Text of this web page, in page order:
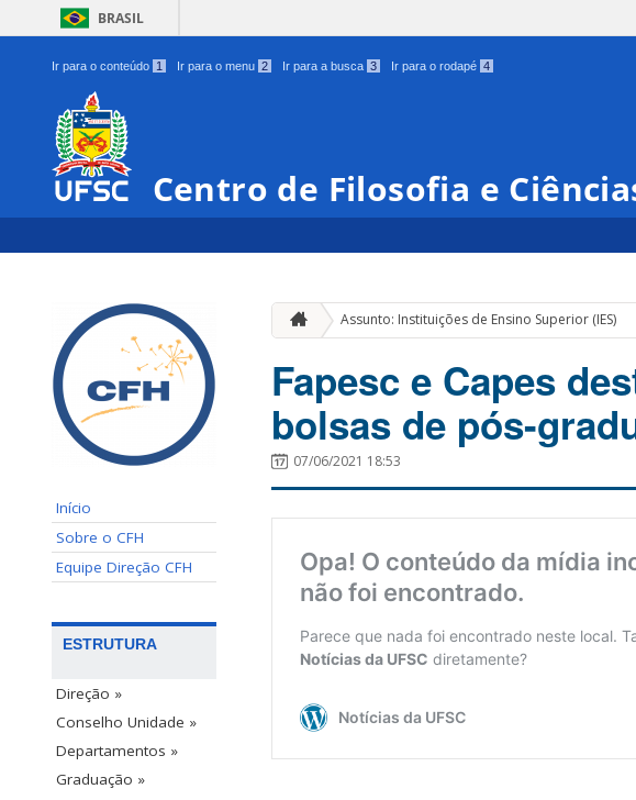
BRASIL
Ir para o conteúdo 1 Ir para o menu 2 Ir para a busca 3 Ir para o rodapé 4
Centro de Filosofia e
Início
Sobre o CFH
Equipe Direção CFH
ESTRUTURA
Direção »
Conselho Unidade »
Departamentos »
Graduação »
Assunto: Instituições de Ensino Superior (IES)
Fapesc e Capes
bolsas de pós-
07/06/2021 18:53